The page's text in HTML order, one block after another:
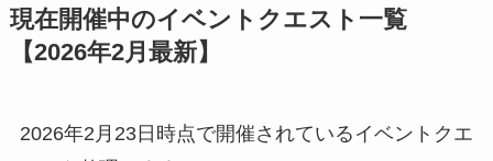
現在開催中のイベントクエスト一覧
【2026年2月最新】
2026年2月23日時点で開催されているイベントクエ